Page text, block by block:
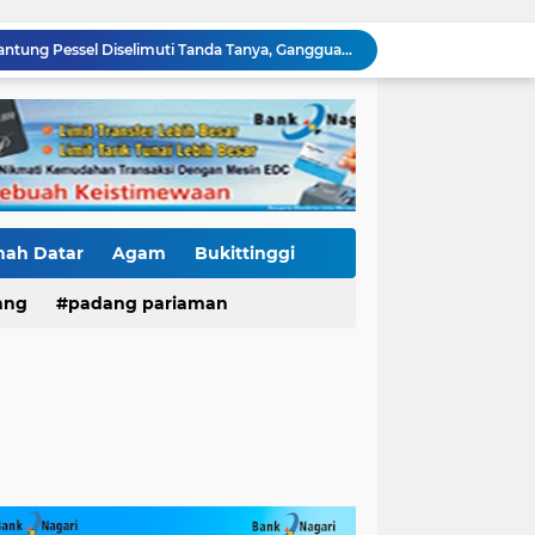
Tender Dua Jembatan Gantung Pessel Diselimuti Tanda Tanya, Gangguan Sistem atau Permainan di Balik Layar?
Sebulan Berlalu, Papan Nama Kantor Satker PJN Wilayah II Sumbar Masih Tak Terpasang
Pawai Telong-Telong: Ketika Jejak Perjuangan Bergeser Menjadi Panggung Perayaan
Residivis Tiga Kali Keluar Masuk Penjara Kembali Edarkan Sabu, Polresta Bukittinggi Sita 62 Paket Siap Edar
NAGARI PILUBANG 50 KOTA Masih Berkeliaran
Mendedikasikan Kasih, Menguatkan Negeri: Ditlantas Polda Sumbar Apresiasi Peran Dharma Wanita sebagai Pilar Pengabdian
Baru Mendarat di Padang, Zigo Rolanda Langsung Nyemplung ke Lokasi Banjir Dampingi Fadly Amran Evakuasi Warga
Datar Agam Bukittinggi
padang pariaman